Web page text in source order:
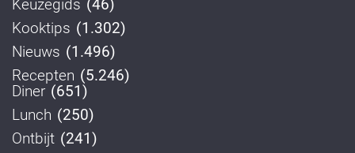
Keuzegids (46)
Kooktips (1.302)
Nieuws (1.496)
Recepten (5.246)
Diner (651)
Lunch (250)
Ontbijt (241)